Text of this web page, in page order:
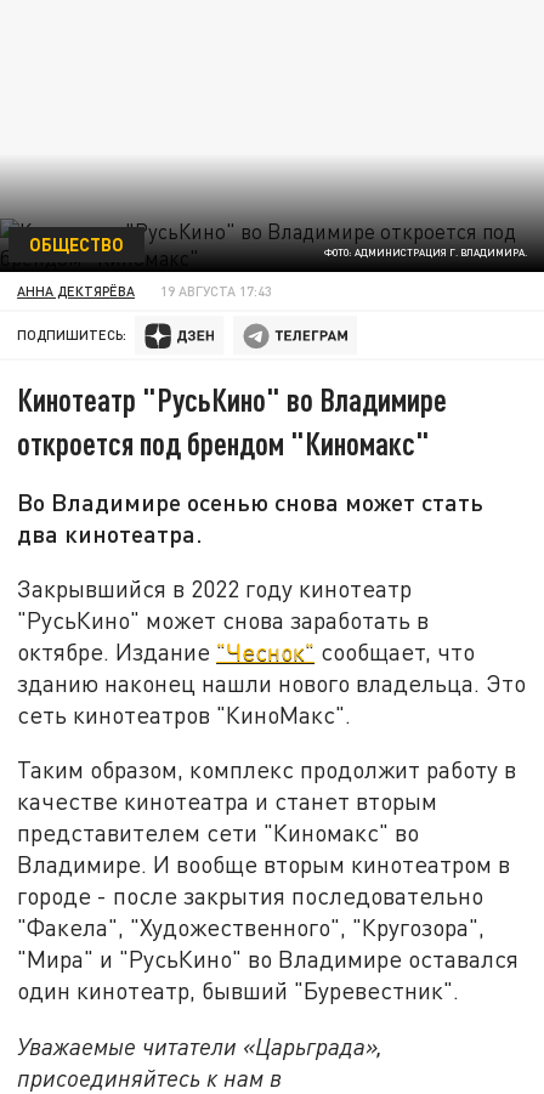
ФОТО: АДМИНИСТРАЦИЯ Г. ВЛАДИМИРА.
ОБЩЕСТВО
АННА ДЕКТЯРЁВА 19 АВГУСТА 17:43
ПОДПИШИТЕСЬ:
Кинотеатр "РусьКино" во Владимире
откроется под брендом "Киномакс"
Во Владимире осенью снова может стать
два кинотеатра.
Закрывшийся в 2022 году кинотеатр
"РусьКино" может снова заработать в
октябре. Издание "Чеснок" сообщает, что
зданию наконец нашли нового владельца. Это
сеть кинотеатров "КиноМакс".
Таким образом, комплекс продолжит работу в
качестве кинотеатра и станет вторым
представителем сети "Киномакс" во
Владимире. И вообще вторым кинотеатром в
городе - после закрытия последовательно
"Факела", "Художественного", "Кругозора",
"Мира" и "РусьКино" во Владимире оставался
один кинотеатр, бывший "Буревестник".
Уважаемые читатели «Царьграда»,
присоединяйтесь к нам в